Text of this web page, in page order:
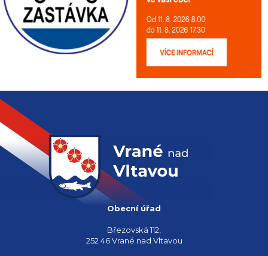
Obecní úřad
Březovská 112,
252 46 Vrané nad Vltavou